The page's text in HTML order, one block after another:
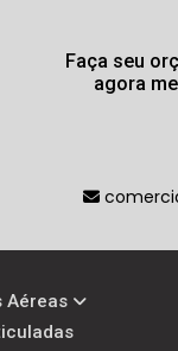
Faça seu
agora
Aéreas